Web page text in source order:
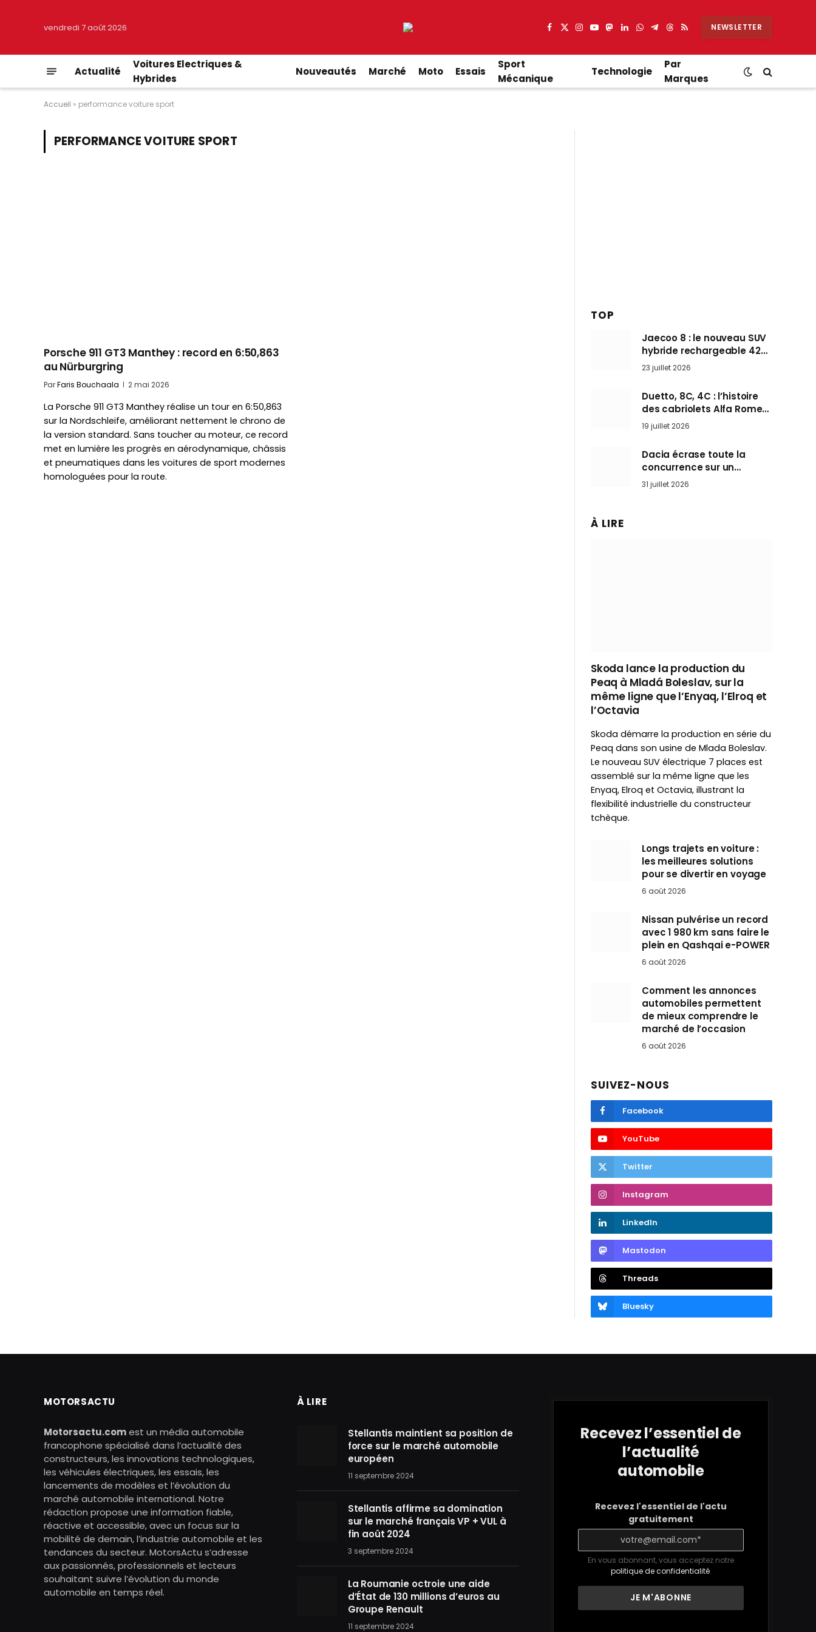
vendredi 7 août 2026 Facebook
X
Instagram
YouTube
Mastodon
LinkedIn
WhatsApp
Partager
Telegram
Threads
RSS NEWSLETTER
Actualité
Voitures Electriques &
Hybrides
Nouveautés Marché Moto Essais
Sport
Mécanique
Technologie
Par
Marques
Accueil » performance voiture sport
PERFORMANCE VOITURE SPORT
Porsche 911 GT3 Manthey : record en 6:50,863
au Nürburgring
ParFaris Bouchaala 2 mai 2026
La Porsche 911 GT3 Manthey réalise un tour en 6:50,863
sur la Nordschleife, améliorant nettement le chrono de
la version standard. Sans toucher au moteur, ce record
met en lumière les progrès en aérodynamique, châssis
et pneumatiques dans les voitures de sport modernes
homologuées pour la route.
TOP
Jaecoo 8 : le nouveau SUV
hybride rechargeable 428
ch qui vise l’Audi Q7 arrive
en Europe cet automne
23 juillet 2026
Duetto, 8C, 4C : l’histoire
des cabriolets Alfa Romeo,
ces Spider qui ont défini
l’art de rouler cheveux au
vent
19 juillet 2026
Dacia écrase toute la
concurrence sur un
marché où personne ne
l’attendait
31 juillet 2026
À LIRE
Skoda lance la production du
Peaq à Mladá Boleslav, sur la
même ligne que l’Enyaq, l’Elroq et
l’Octavia
Skoda démarre la production en série du
Peaq dans son usine de Mlada Boleslav.
Le nouveau SUV électrique 7 places est
assemblé sur la même ligne que les
Enyaq, Elroq et Octavia, illustrant la
flexibilité industrielle du constructeur
tchèque.
Longs trajets en voiture :
les meilleures solutions
pour se divertir en voyage
6 août 2026
Nissan pulvérise un record
avec 1 980 km sans faire le
plein en Qashqai e-POWER
6 août 2026
Comment les annonces
automobiles permettent
de mieux comprendre le
marché de l’occasion
6 août 2026
SUIVEZ-NOUS
Facebook
YouTube
Twitter
Instagram
LinkedIn
Mastodon
Threads
Bluesky
MOTORSACTU
Motorsactu.comest un média automobile
francophone spécialisé dans l’actualité des
constructeurs, les innovations technologiques,
les véhicules électriques, les essais, les
lancements de modèles et l’évolution du
marché automobile international. Notre
rédaction propose une information fiable,
réactive et accessible, avec un focus sur la
mobilité de demain, l’industrie automobile et les
tendances du secteur. MotorsActu s’adresse
aux passionnés, professionnels et lecteurs
souhaitant suivre l’évolution du monde
automobile en temps réel.
À LIRE
Stellantis maintient sa position de
force sur le marché automobile
européen
11 septembre 2024
Stellantis affirme sa domination
sur le marché français VP + VUL à
fin août 2024
3 septembre 2024
La Roumanie octroie une aide
d’État de 130 millions d’euros au
Groupe Renault
11 septembre 2024
Recevez l’essentiel de
l’actualité
automobile
Recevez l'essentiel de l'actu
gratuitement
En vous abonnant, vous acceptez notre
politique de confidentialité.